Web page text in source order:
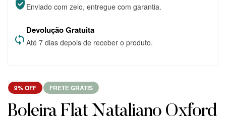
Enviado com zelo, entregue com garantia.
Devolução Gratuita
Até 7 dias depois de receber o produto.
9% OFF FRETE GRÁTIS
Boleira Flat Nataliano Oxford